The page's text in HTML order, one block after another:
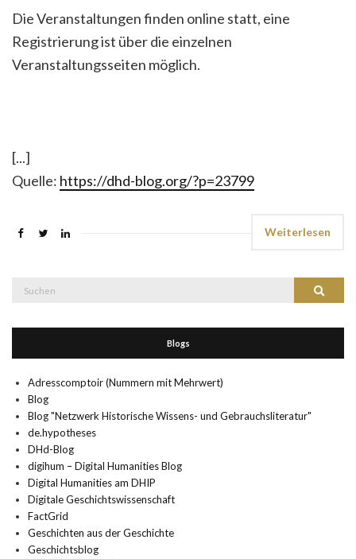
Die Veranstaltungen finden online statt, eine
Registrierung ist über die einzelnen
Veranstaltungsseiten möglich.
[...]
Quelle: https://dhd-blog.org/?p=23799
Weiterlesen
Suchen
Blogs
Adresscomptoir (Nummern mit Mehrwert)
Blog
Blog "Netzwerk Historische Wissens- und Gebrauchsliteratur"
de.hypotheses
DHd-Blog
digihum – Digital Humanities Blog
Digital Humanities am DHIP
Digitale Geschichtswissenschaft
FactGrid
Geschichten aus der Geschichte
Geschichtsblog